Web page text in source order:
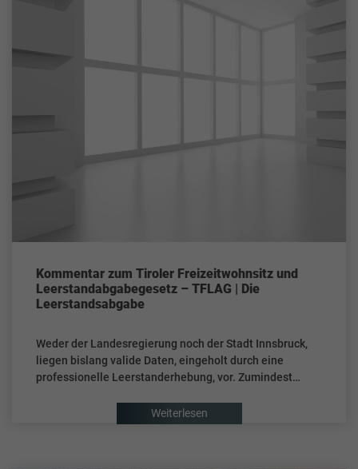
Kommentar zum Tiroler Freizeitwohnsitz und
Leerstandabgabegesetz – TFLAG | Die
Leerstandsabgabe
Weder der Landesregierung noch der Stadt Innsbruck,
liegen bislang valide Daten, eingeholt durch eine
professionelle Leerstanderhebung, vor. Zumindest…
Weiterlesen